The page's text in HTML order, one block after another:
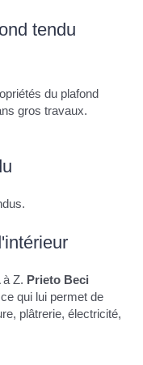
tendu
du plafond
gros travaux.
à Z. Prieto Beci
qui lui permet de
plâtrerie, électricité,